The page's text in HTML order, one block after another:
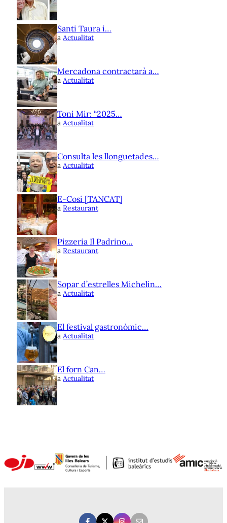
Santi Taura i…
a Actualitat
Mercadona contractarà a…
a Actualitat
Toni Mir: “2025…
a Actualitat
Consulta les llonguetades…
a Actualitat
E-Cosí [TANCAT]
a Restaurant
Pizzeria Il Padrino…
a Restaurant
Sopar d’estrelles Michelin…
a Actualitat
El festival gastronòmic…
a Actualitat
El forn Can…
a Actualitat